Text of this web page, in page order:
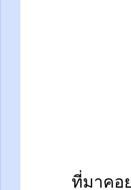
ที่มาคอ